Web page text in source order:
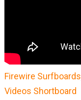
Firewire Surfboards
Videos Shortboard